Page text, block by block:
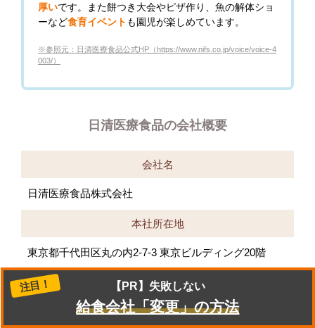
厚いです。また餅つき大会やピザ作り、魚の解体ショ
ーなど食育イベント も園児が楽しめています。
※参照元：日清医療食品公式HP（https://www.nifs.co.jp/voice/voice-4
003/）
日清医療食品の会社概要
会社名
日清医療食品株式会社
本社所在地
東京都千代田区丸の内2-7-3 東京ビルディング20階
対応エリア
注目！ 【PR】失敗しない
給食会社「変更」の方法